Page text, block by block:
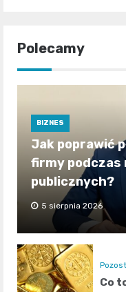
Polecamy
BIZNES
Jak poprawić
firmy
publicznych?
5 sierpnia 2026
Co